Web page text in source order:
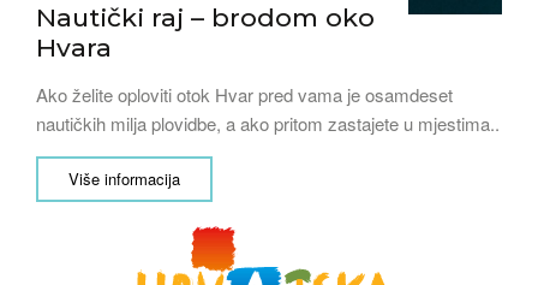
Nautički raj – brodom oko
Hvara
Ako želite oploviti otok Hvar pred vama je osamdeset
nautičkih milja plovidbe, a ako pritom zastajete u mjestima..
Više informacija